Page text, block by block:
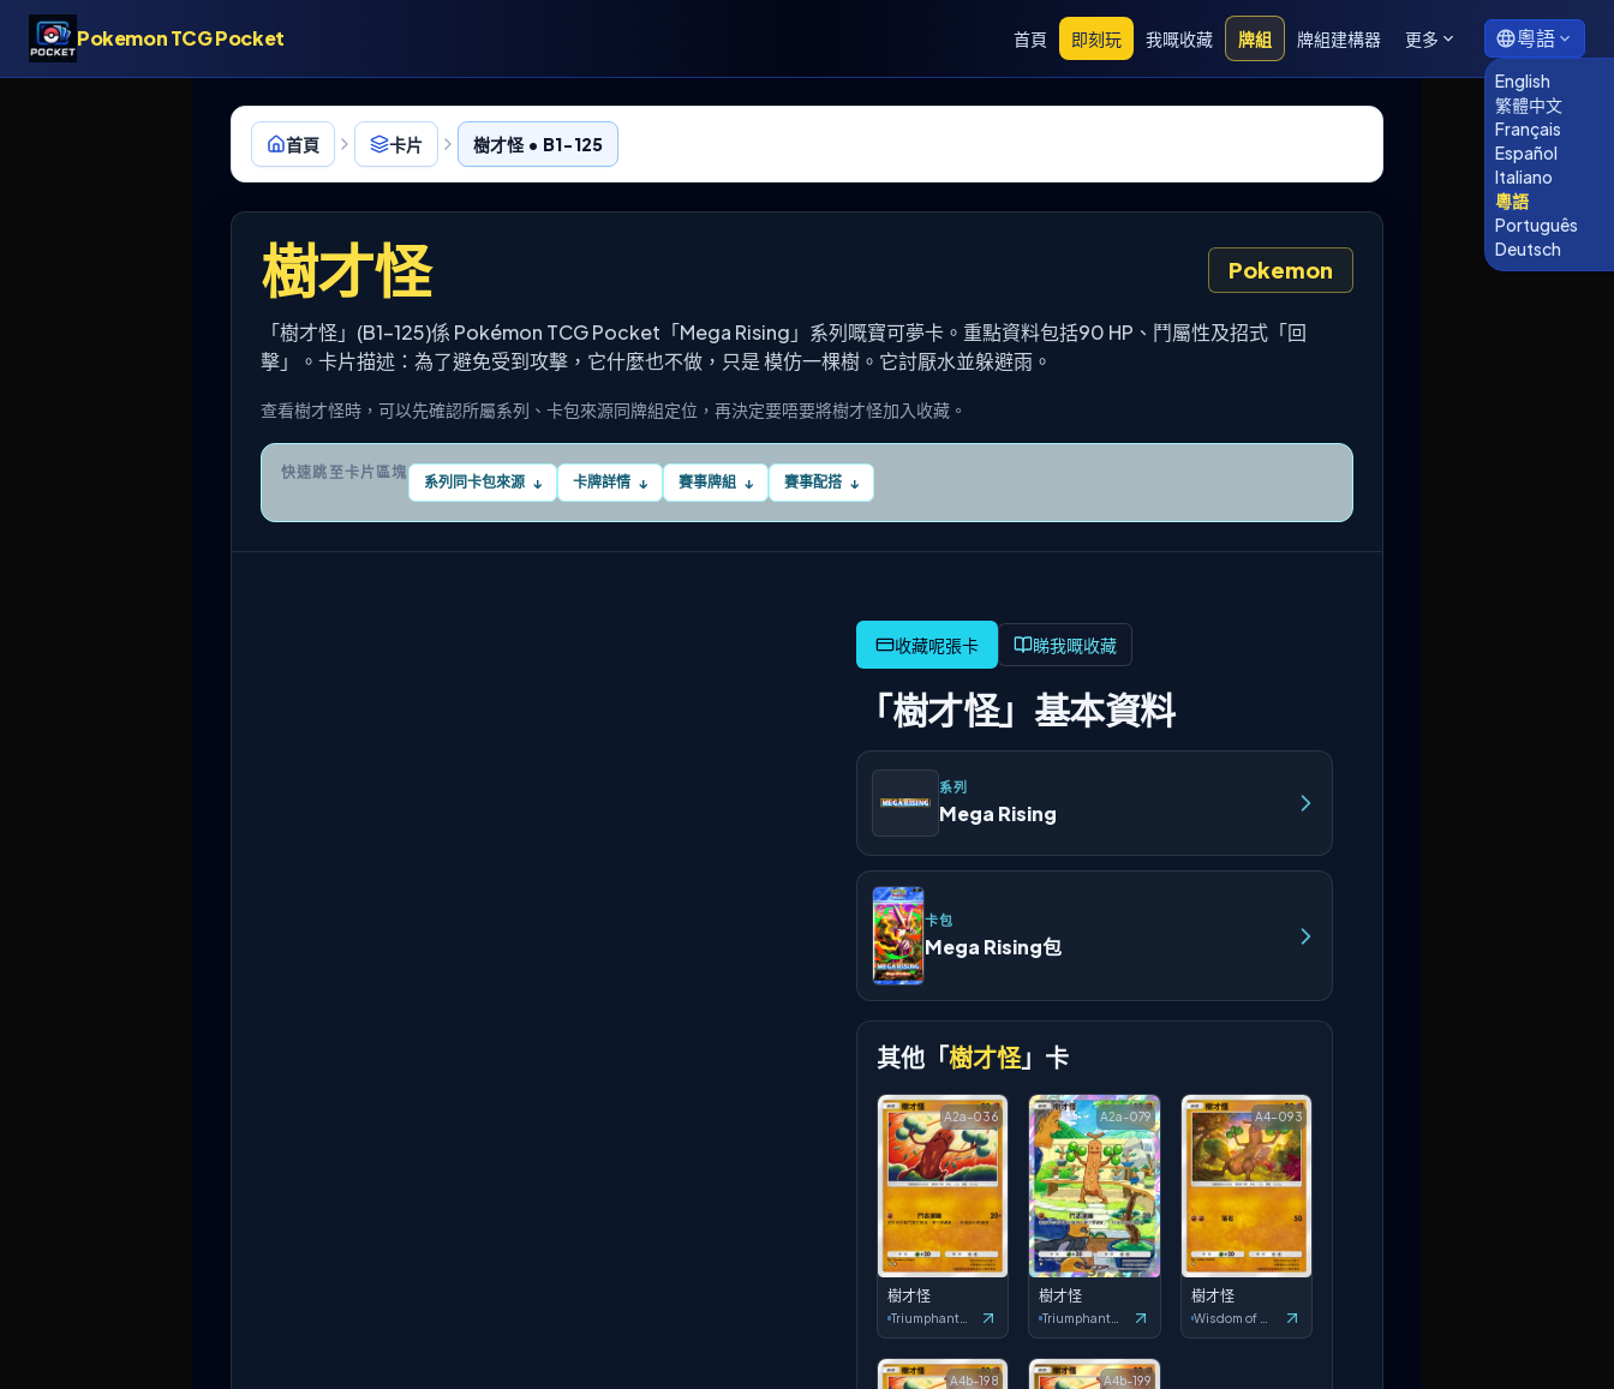
Pokemon TCG Pocket 首頁 即刻玩 我嘅收藏 牌組 牌組建構器 更多 粵語
English
繁體中文
Français
Español
Italiano
粵語
Português
Deutsch
首頁 卡片 樹才怪 • B1-125
樹才怪 Pokemon
「樹才怪」(B1-125)係 Pokémon TCG Pocket「Mega Rising」系列嘅寶可夢卡。重點資料包括90 HP、鬥屬性及招式「回
擊」。卡片描述：為了避免受到攻擊，它什麼也不做，只是 模仿一棵樹。它討厭水並躲避雨。
查看樹才怪時，可以先確認所屬系列、卡包來源同牌組定位，再決定要唔要將樹才怪加入收藏。
快速跳至卡片區塊
系列同卡包來源 ↓ 卡牌詳情 ↓ 賽事牌組 ↓ 賽事配搭 ↓
睇我嘅收藏
「樹才怪」基本資料
系列
Mega Rising
卡包
Mega Rising包
其他「樹才怪」卡
A2a-036
樹才怪
A2a-079
樹才怪
A4-093
樹才怪
A4b-198 A4b-199